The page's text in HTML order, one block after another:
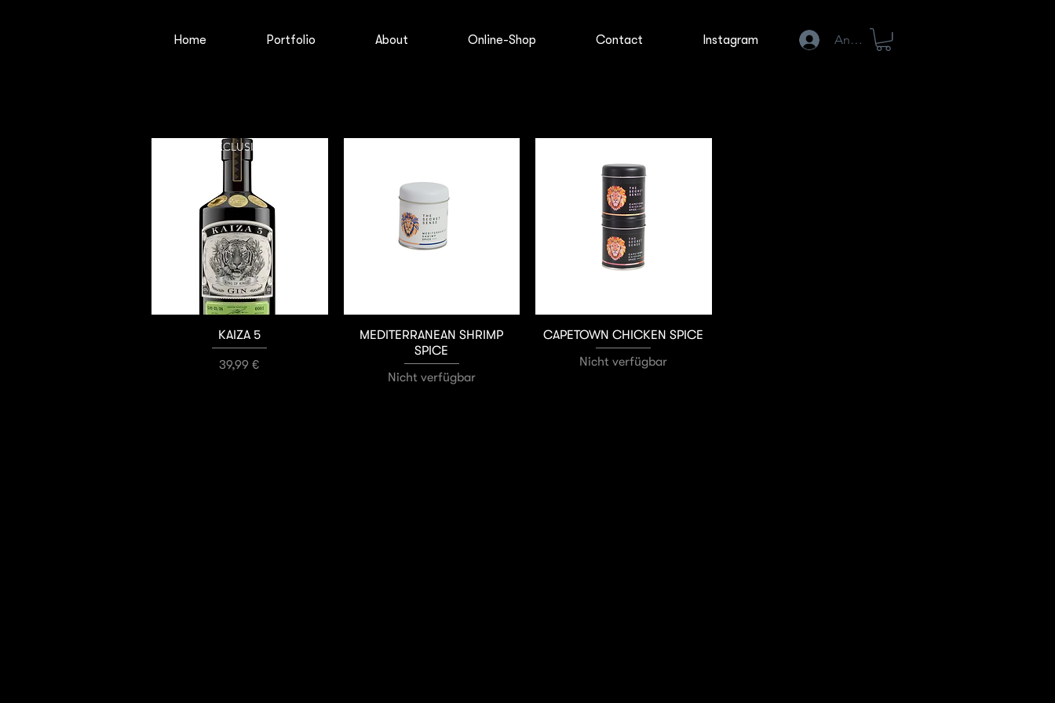
Home Portfolio About Online-Shop Contact Instagram Anmelden
Schnellansicht
NEU und EXCLUSIVE
KAIZA 5
Preis
39,99 €
Schnellansicht
MEDITERRANEAN SHRIMP
SPICE
Nicht verfügbar
Schnellansicht
CAPETOWN CHICKEN SPICE
Nicht verfügbar